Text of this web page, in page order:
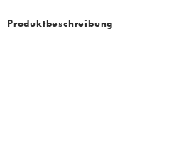
Produktbeschreibung